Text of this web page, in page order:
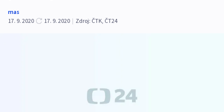
mas
17. 9. 2020
17. 9. 2020 | Zdroj: ČTK, ČT24